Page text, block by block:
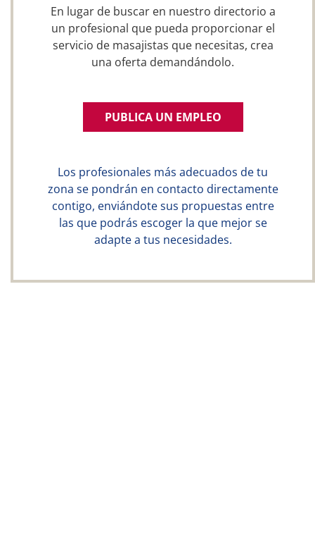
En lugar de buscar en nuestro directorio a
un profesional que pueda proporcionar el
servicio de masajistas que necesitas, crea
una oferta demandándolo.
PUBLICA UN EMPLEO
Los profesionales más adecuados de tu
zona se pondrán en contacto directamente
contigo, enviándote sus propuestas entre
las que podrás escoger la que mejor se
adapte a tus necesidades.